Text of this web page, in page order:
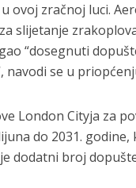
ovoj zračnoj luci.
slijetanje
“dosegnuti
se u
London Cityja za
do 2031. godine,
dodatni broj